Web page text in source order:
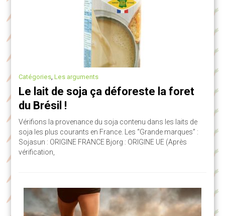
Catégories,Les arguments
Le lait de soja ça déforeste la foret
du Brésil !
Vérifions la provenance du soja contenu dans les laits de
soja les plus courants en France. Les “Grande marques” :
Sojasun : ORIGINE FRANCE Bjorg : ORIGINE UE (Après
vérification,